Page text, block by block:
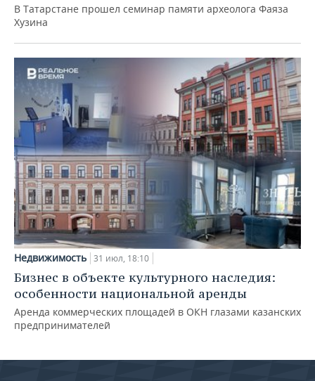
В Татарстане прошел семинар памяти археолога Фаяза
Хузина
Недвижимость 31 июл, 18:10
Бизнес в объекте культурного наследия:
особенности национальной аренды
Аренда коммерческих площадей в ОКН глазами казанских
предпринимателей